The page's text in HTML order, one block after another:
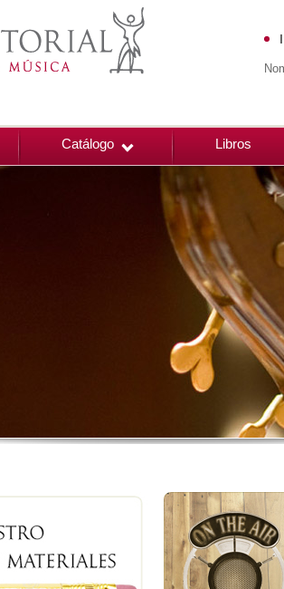
Catálogo Libros
00:00